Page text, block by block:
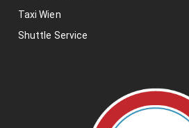
Taxi Wien
Shuttle Service